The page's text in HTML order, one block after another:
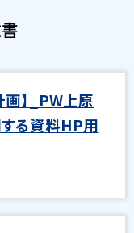
】_PW上原
る資料HP用